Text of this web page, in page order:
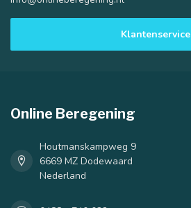
Klantenservice
Online Beregening
Houtmanskampweg 9
6669 MZ Dodewaard
Nederland